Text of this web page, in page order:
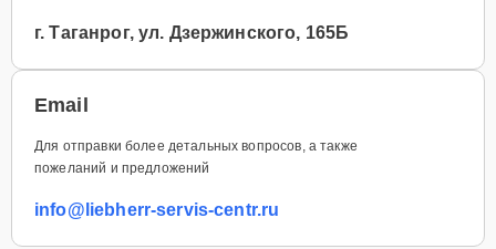
г. Таганрог, ул. Дзержинского, 165Б
Email
Для отправки более детальных вопросов, а также
пожеланий и предложений
info@liebherr-servis-centr.ru